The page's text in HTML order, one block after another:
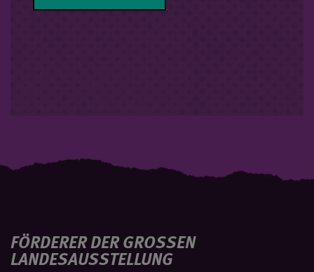
FÖRDERER DER GROSSEN L
ANDESAUSSTELLUNG